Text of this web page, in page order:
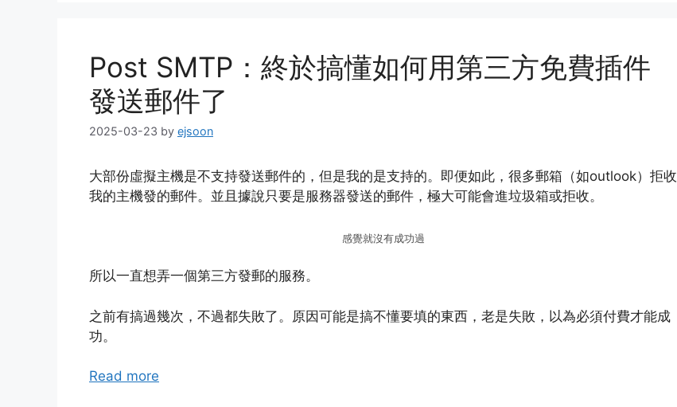
Post SMTP：終於搞懂如何用第三方免費插件
發送郵件了
2025-03-23 by ejsoon
大部份虛擬主機是不支持發送郵件的，但是我的是支持的。即便如此，很多郵箱（如outlook）拒收
我的主機發的郵件。並且據說只要是服務器發送的郵件，極大可能會進垃圾箱或拒收。
感覺就沒有成功過
所以一直想弄一個第三方發郵的服務。
之前有搞過幾次，不過都失敗了。原因可能是搞不懂要填的東西，老是失敗，以為必須付費才能成
功。
Read more